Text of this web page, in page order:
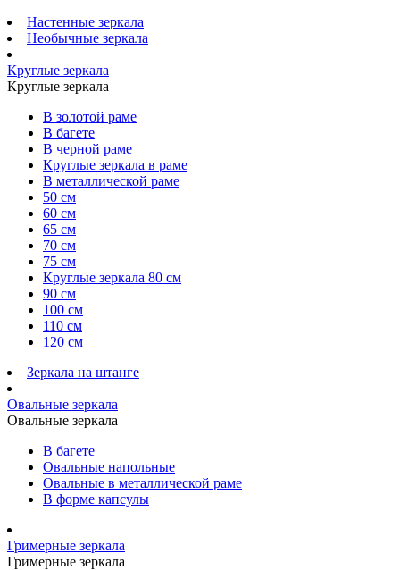
Настенные зеркала
Необычные зеркала
Круглые зеркала
Круглые зеркала
В золотой раме
В багете
В черной раме
Круглые зеркала в раме
В металлической раме
50 см
60 см
65 см
70 см
75 см
Круглые зеркала 80 см
90 см
100 см
110 см
120 см
Зеркала на штанге
Овальные зеркала
Овальные зеркала
В багете
Овальные напольные
Овальные в металлической раме
В форме капсулы
Гримерные зеркала
Гримерные зеркала